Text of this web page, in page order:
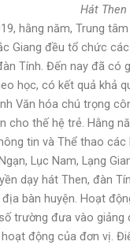
Hát Then
hằng năm, Trung
Giang đều tổ chức
Tính. Đến nay đã có
học, có kết quả khả
Văn hóa chú trọng
cho thế hệ trẻ. Hằng
tin và Thể thao các
Lục Nam, Lạng
dạy hát Then, đàn
bàn huyện. Hoạt
trường đưa vào giảng
động của đơn vị.